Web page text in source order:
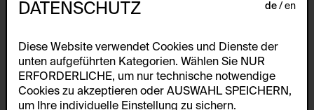
DATENSCHUTZ de en
Diese Website verwendet Cookies und Dienste der
unten aufgeführten Kategorien. Wählen Sie NUR
ERFORDERLICHE, um nur technische notwendige
Cookies zu akzeptieren oder AUSWAHL SPEICHERN,
um Ihre individuelle Einstellung zu sichern.